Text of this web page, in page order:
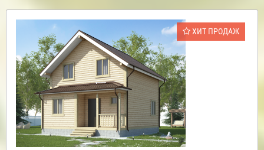
ХИТ ПРОДАЖ